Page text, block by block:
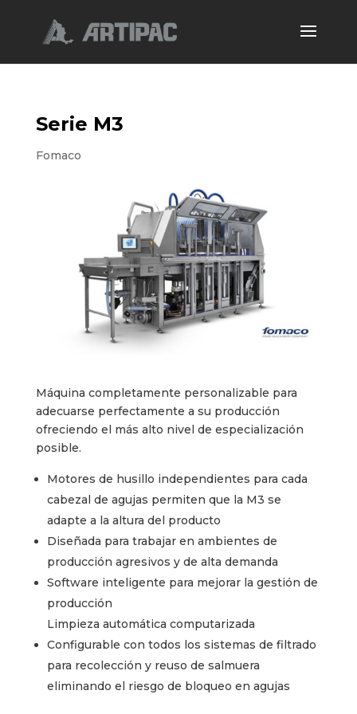
Serie M3
Fomaco
Máquina completamente personalizable para
adecuarse perfectamente a su producción
ofreciendo el más alto nivel de especialización
posible.
Motores de husillo independientes para cada
cabezal de agujas permiten que la M3 se
adapte a la altura del producto
Diseñada para trabajar en ambientes de
producción agresivos y de alta demanda
Software inteligente para mejorar la gestión de
producción
Limpieza automática computarizada
Configurable con todos los sistemas de filtrado
para recolección y reuso de salmuera
eliminando el riesgo de bloqueo en agujas